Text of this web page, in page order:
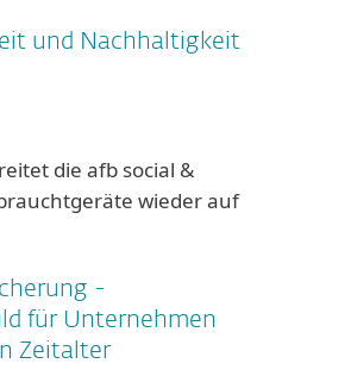
und Nachhaltigkeit
die afb social &
wieder auf
-
für Unternehmen
Zeitalter